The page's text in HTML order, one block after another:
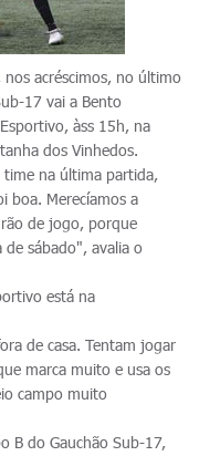
acréscimos, no último
17 vai a Bento
àss 15h, na
dos Vinhedos.
na última partida,
boa. Merecíamos a
de jogo, porque
sábado", avalia o
está na
de casa. Tentam jogar
marca muito e usa os
campo muito
B do Gauchão Sub-17,